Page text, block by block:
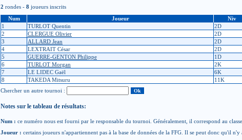
2 rondes - 8 joueurs inscrits
Num
Joueur Niv
1
TURLOT Quentin 2D
2
CLERGUE Olivier 2D
3
ALLARD Jean 2D
4
LEXTRAIT César 2D
5
GUERRE-GENTON Philippe 1D
6
TURLOT Morgan 2K
7
LE LIDEC Gaël 6K
8
TAKEDA Mitsuru 11K
Chercher un autre tournoi :
Notes sur le tableau de résultats:
Num : ce numéro nous est fourni par le responsable du tournoi. Généralement, il correspond au
Joueur : certains joueurs n'appartiennent pas à la base de données de la FFG. Il se peut donc qu'il